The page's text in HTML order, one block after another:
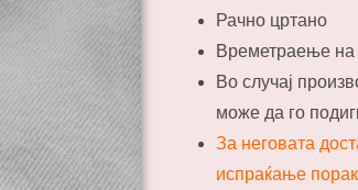
Рачно цртано
Времетраење на
Во случај
може да го
За неговата
испраќање